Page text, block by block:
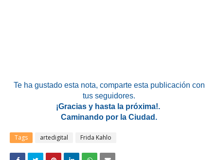
Te ha gustado esta nota, comparte esta publicación con
tus seguidores.
¡Gracias y hasta la próxima!.
Caminando por la Ciudad.
Tags artedigital Frida Kahlo